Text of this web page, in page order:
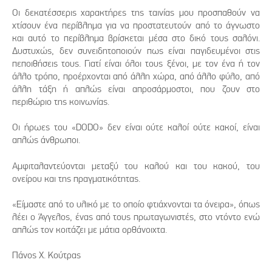
Οι δεκατέσσερις χαρακτήρες της ταινίας μου προσπαθούν να
χτίσουν ένα περίβλημα για να προστατευτούν από το άγνωστο
και αυτό το περίβλημα βρίσκεται μέσα στο δικό τους σαλόνι.
Δυστυχώς, δεν συνειδητοποιούν πως είναι παγιδευμένοι στις
πεποιθήσεις τους. Γιατί είναι όλοι τους ξένοι, με τον ένα ή τον
άλλο τρόπο, προέρχονται από άλλη χώρα, από άλλο φύλο, από
άλλη τάξη ή απλώς είναι απροσάρμοστοι, που ζουν στο
περιθώριο της κοινωνίας.
Οι ήρωες του «DODO» δεν είναι ούτε καλοί ούτε κακοί, είναι
απλώς άνθρωποι.
Αμφιταλαντεύονται μεταξύ του καλού και του κακού, του
ονείρου και της πραγματικότητας.
«Είμαστε από το υλικό με το οποίο φτιάχνονται τα όνειρα», όπως
λέει ο Άγγελος, ένας από τους πρωταγωνιστές, στο ντόντο ενώ
απλώς τον κοιτάζει με μάτια ορθάνοιχτα.
Πάνος Χ. Κούτρας